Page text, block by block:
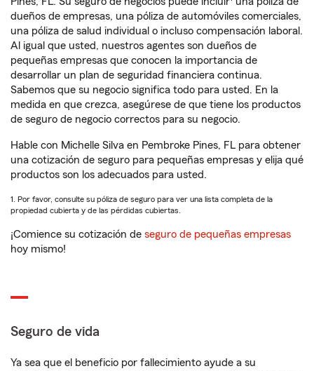
dueños de empresas, una póliza de automóviles comerciales,
una póliza de salud individual o incluso compensación laboral.
Al igual que usted, nuestros agentes son dueños de
pequeñas empresas que conocen la importancia de
desarrollar un plan de seguridad financiera continua.
Sabemos que su negocio significa todo para usted. En la
medida en que crezca, asegúrese de que tiene los productos
de seguro de negocio correctos para su negocio.
Hable con Michelle Silva en Pembroke Pines, FL para obtener
una cotización de seguro para pequeñas empresas y elija qué
productos son los adecuados para usted.
1. Por favor, consulte su póliza de seguro para ver una lista completa de la
propiedad cubierta y de las pérdidas cubiertas.
¡Comience su cotización de seguro de pequeñas empresas
hoy mismo!
Seguro de vida
Ya sea que el beneficio por fallecimiento ayude a su